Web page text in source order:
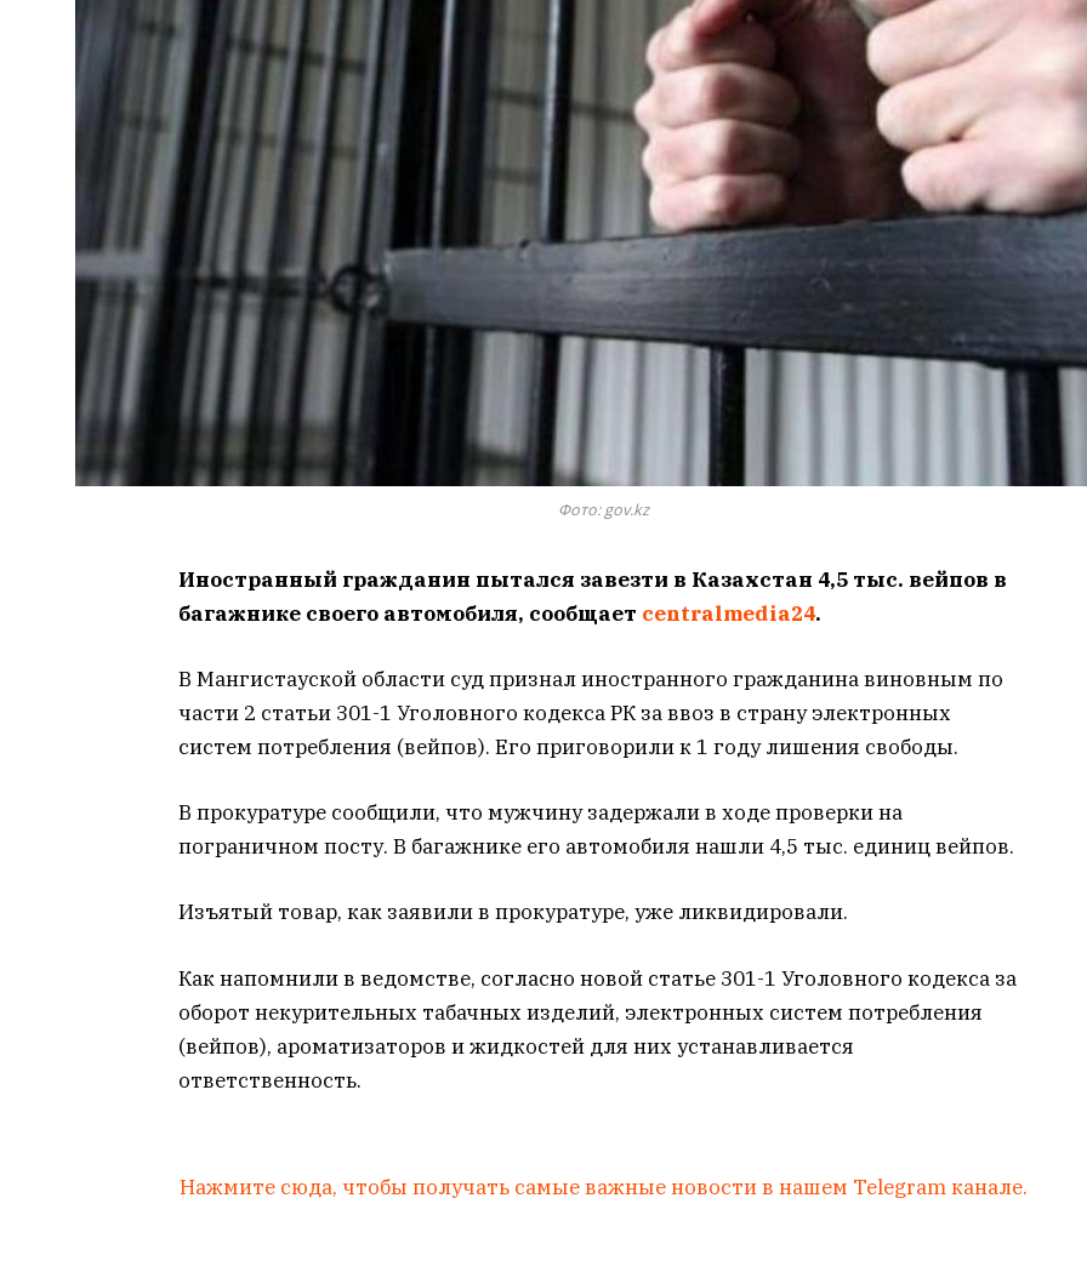
Фото: gov.kz
Иностранный гражданин пытался завезти в Казахстан 4,5 тыс. вейпов в
багажнике своего автомобиля, сообщает centralmedia24.
В Мангистауской области суд признал иностранного гражданина виновным по
части 2 статьи 301-1 Уголовного кодекса РК за ввоз в страну электронных
систем потребления (вейпов). Его приговорили к 1 году лишения свободы.
В прокуратуре сообщили, что мужчину задержали в ходе проверки на
пограничном посту. В багажнике его автомобиля нашли 4,5 тыс. единиц вейпов.
Изъятый товар, как заявили в прокуратуре, уже ликвидировали.
Как напомнили в ведомстве, согласно новой статье 301-1 Уголовного кодекса за
оборот некурительных табачных изделий, электронных систем потребления
(вейпов), ароматизаторов и жидкостей для них устанавливается
ответственность.
Нажмите сюда, чтобы получать самые важные новости в нашем Telegram канале.